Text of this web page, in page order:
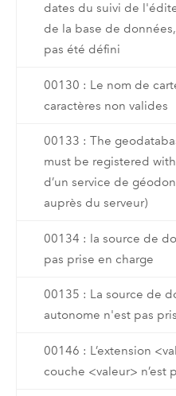
dates du suivi de
de la base de
pas été défini
00130 : Le nom de
caractères non valides
00133 : The
must be registered
d’un service de
auprès du serveur)
00134 : la source de
pas prise en charge
00135 : La source de
autonome n'est pas
00146 : L’extension
couche <valeur> n’est